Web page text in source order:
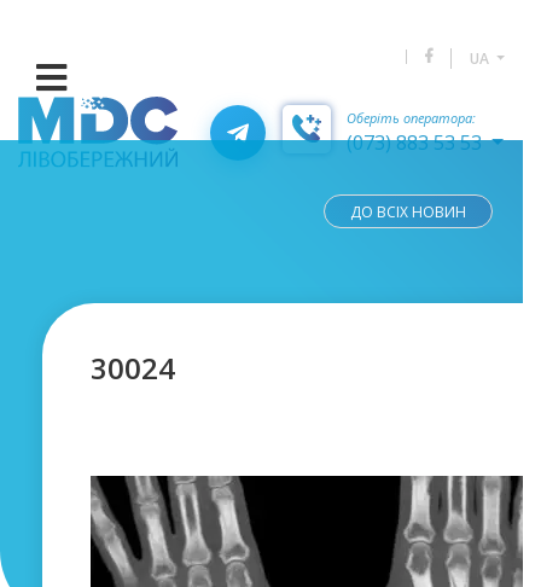
UA
Оберіть оператора:
(073) 883 53 53
ДО ВСІХ НОВИН
30024